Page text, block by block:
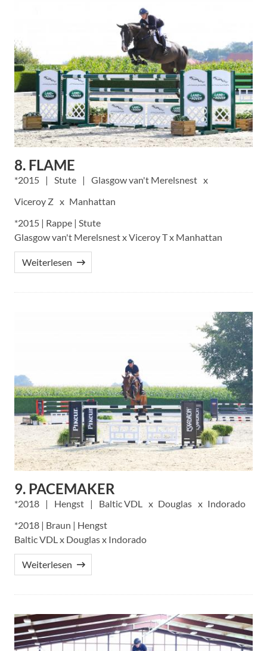
8. FLAME
2015 Stute
Glasgow van't Merelsnest
Viceroy Z
Manhattan
*2015 | Rappe | Stute
Glasgow van't Merelsnest x Viceroy T x Manhattan
Weiterlesen
9. PACEMAKER
2018 Hengst Baltic VDL Douglas
Indorado
*2018 | Braun | Hengst
Baltic VDL x Douglas x Indorado
Weiterlesen